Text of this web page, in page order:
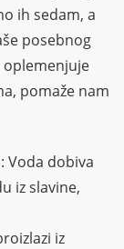
ih sedam, a
posebnog
oplemenjuje
pomaže nam
: Voda dobiva
iz slavine,
iz